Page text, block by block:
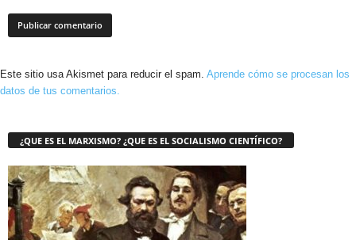
Este sitio usa Akismet para reducir el spam. Aprende cómo se procesan los
datos de tus comentarios.
¿QUE ES EL MARXISMO? ¿QUE ES EL SOCIALISMO CIENTÍFICO?